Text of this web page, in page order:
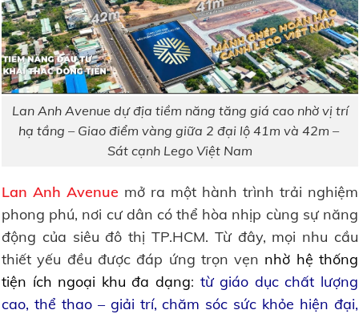
Lan Anh Avenue dự địa tiềm năng tăng giá cao nhờ vị trí
hạ tầng – Giao điểm vàng giữa 2 đại lộ 41m và 42m –
Sát cạnh Lego Việt Nam
Lan Anh Avenue mở ra một hành trình trải nghiệm
phong phú, nơi cư dân có thể hòa nhịp cùng sự năng
động của siêu đô thị TP.HCM. Từ đây, mọi nhu cầu
thiết yếu đều được đáp ứng trọn vẹn nhờ hệ thống
tiện ích ngoại khu đa dạng: từ giáo dục chất lượng
cao, thể thao – giải trí, chăm sóc sức khỏe hiện đại,